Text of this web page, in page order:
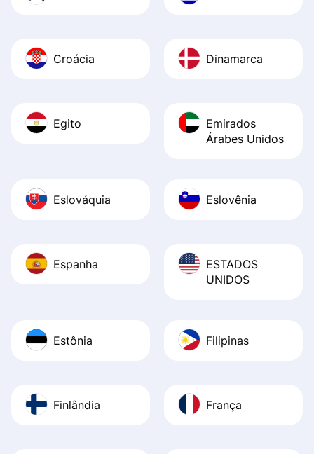
Croácia Dinamarca
Egito
Emirados
Árabes Unidos
Eslováquia Eslovênia
Espanha
ESTADOS
UNIDOS
Estônia Filipinas
Finlândia França